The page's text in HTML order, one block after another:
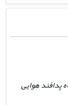
پدافند هوایی